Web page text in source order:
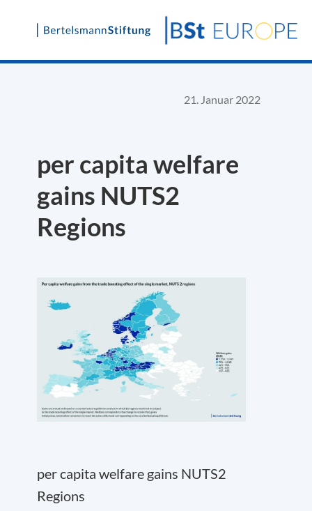
Skip
21. Januar 2022
per capita welfare
gains NUTS2
Regions
per capita welfare gains NUTS2
Regions